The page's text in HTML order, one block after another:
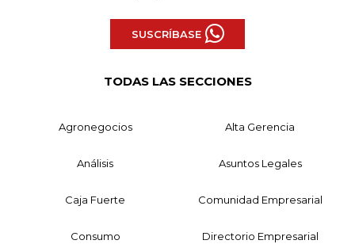
SUSCRÍBASE
TODAS LAS SECCIONES
Agronegocios Alta Gerencia
Análisis Asuntos Legales
Caja Fuerte Comunidad Empresarial
Consumo Directorio Empresarial